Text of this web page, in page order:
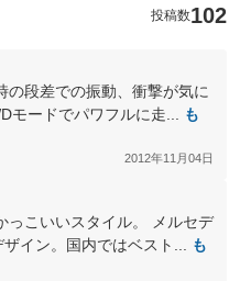
投稿数102
の段差での振動、衝撃が気に
モードでパワフルに走...
も
2012年11月04日
っこいいスタイル。 メルセデ
イン。国内ではベスト...
も